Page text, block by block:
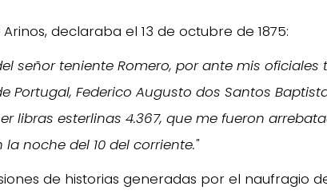
declaraba el 13 de octubre de 1875:
señor teniente Romero, por ante mis oficiales
Portugal, Federico Augusto dos Santos
libras esterlinas 4.367, que me fueron
noche del 10 del corriente."
de historias generadas por el naufragio